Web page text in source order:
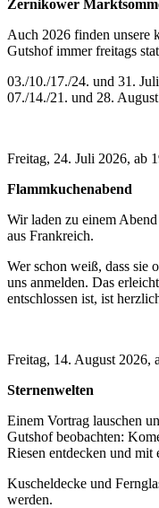
Zernikower
Auch 2026 finden unsere
Gutshof immer freitags
03./10./17./24. und 31.
07./14./21. und 28.
Freitag, 24. Juli 2026, ab
Flammkuchenabend
Wir laden zu einem
aus Frankreich.
Wer schon weiß, dass sie
uns anmelden. Das
entschlossen ist, ist
Freitag, 14. August 2026,
Sternenwelten
Einem Vortrag lauschen
Gutshof beobachten:
Riesen entdecken und mit
Kuscheldecke und
werden.